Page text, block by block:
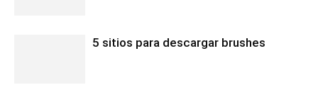
5 sitios para descargar brushes